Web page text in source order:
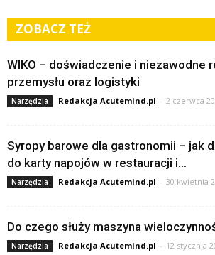
ZOBACZ TEŻ
WIKO – doświadczenie i niezawodne
przemysłu oraz logistyki
Narzędzia Redakcja Acutemind.pl - 2 czerwca
Syropy barowe dla gastronomii – jak
do karty napojów w restauracji i...
Narzędzia Redakcja Acutemind.pl - 30 kwietnia
Do czego służy maszyna
Narzędzia Redakcja Acutemind.pl - 12 stycznia